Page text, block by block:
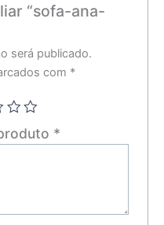
“sofa-ana-
será publicado.
com *
*